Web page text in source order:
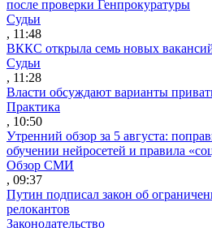
после проверки Генпрокуратуры
Судьи
, 11:48
ВККС открыла семь новых
Судьи
, 11:28
Власти обсуждают варианты
Практика
, 10:50
Утренний обзор за 5 августа:
обучении нейросетей и правила
Обзор СМИ
, 09:37
Путин подписал закон об
релокантов
Законодательство